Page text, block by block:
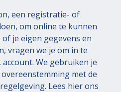
een registratie- of
om online te kunnen
je eigen gegevens en
vragen we je om in te
We gebruiken je
met de
Lees hier ons